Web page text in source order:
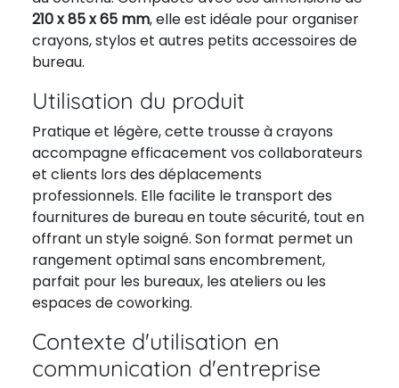
210 x 85 x 65 mm, elle est idéale pour organiser
crayons, stylos et autres petits accessoires de
bureau.
Utilisation du produit
Pratique et légère, cette trousse à crayons
accompagne efficacement vos collaborateurs
et clients lors des déplacements
professionnels. Elle facilite le transport des
fournitures de bureau en toute sécurité, tout en
offrant un style soigné. Son format permet un
rangement optimal sans encombrement,
parfait pour les bureaux, les ateliers ou les
espaces de coworking.
Contexte d'utilisation en
communication d'entreprise